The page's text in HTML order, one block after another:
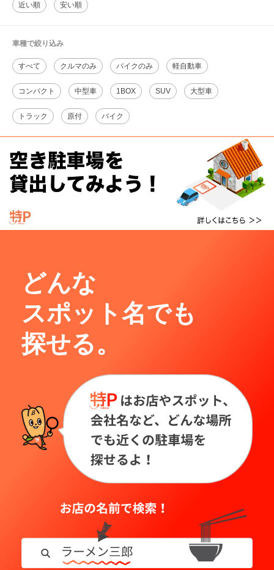
近い順 安い順
車種で絞り込み
すべて クルマのみ バイクのみ 軽自動車
コンパクト 中型車 1BOX SUV 大型車
トラック 原付 バイク
どんな
スポット名でも
探せる。